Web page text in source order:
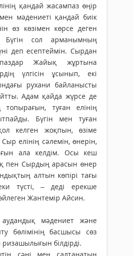
қандай жасампаз өңір
мәдениеті қандай биік
өз көзімен көрсе деген
сол арманымның
деп есептеймін. Сырдан
Жайық жұртына
үлгісін ұсынып, екі
рухани байланысты
Адам қайда жүрсе де
топырағын, туған елінің
Бүгін мен туған
келген жоқпын, өзіме
Сыр елінің сәлемін, өнерін,
ала келдім. Осы кеш
пен Сырдың арасын өнер
алтын көпірі тағы
түсті, – деді ерекше
Жантемір Айсин.
аудандық мәдениет және
бөлімінің басшысы сөз
білдірді.